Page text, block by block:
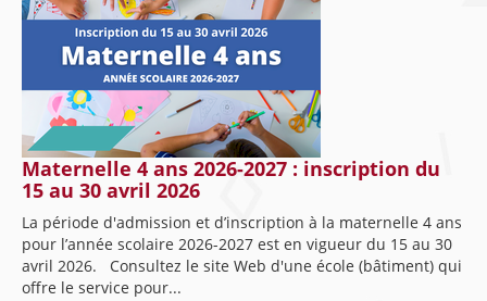
Maternelle 4 ans 2026-2027 : inscription du
15 au 30 avril 2026
La période d'admission et d’inscription à la maternelle 4 ans
pour l’année scolaire 2026-2027 est en vigueur du 15 au 30
avril 2026. Consultez le site Web d'une école (bâtiment) qui
offre le service pour...